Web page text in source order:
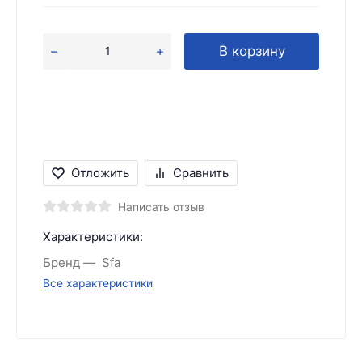
В корзину
Отложить Сравнить
Написать отзыв
Характеристики:
Бренд
Sfa
Все характеристики